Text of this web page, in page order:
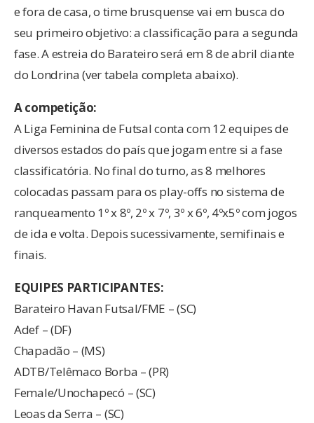
e fora de casa, o time brusquense vai em busca do
seu primeiro objetivo: a classificação para a segunda
fase. A estreia do Barateiro será em 8 de abril diante
do Londrina (ver tabela completa abaixo).
A competição:
A Liga Feminina de Futsal conta com 12 equipes de
diversos estados do país que jogam entre si a fase
classificatória. No final do turno, as 8 melhores
colocadas passam para os play-offs no sistema de
ranqueamento 1º x 8º, 2º x 7º, 3º x 6º, 4ºx5º com jogos
de ida e volta. Depois sucessivamente, semifinais e
finais.
EQUIPES PARTICIPANTES:
Barateiro Havan Futsal/FME – (SC)
Adef – (DF)
Chapadão – (MS)
ADTB/Telêmaco Borba – (PR)
Female/Unochapecó – (SC)
Leoas da Serra – (SC)